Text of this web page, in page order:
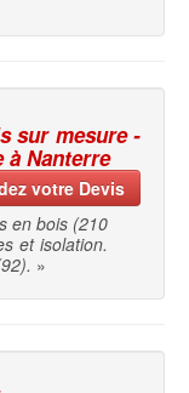
sur mesure -
à Nanterre
votre Devis
en bois (210
et isolation.
»